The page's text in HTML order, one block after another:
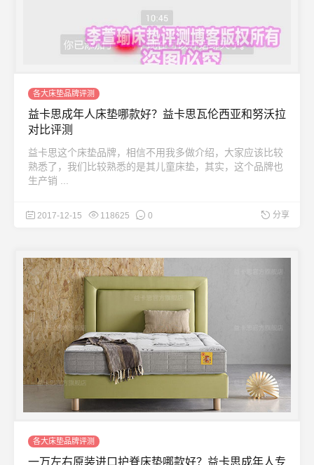
各大床垫品牌评测
益卡思成年人床垫哪款好？益卡思瓦伦西亚和努沃拉
对比评测
益卡思这个床垫品牌，相信不用我多做介绍，大家应该比较
熟悉了，我们比较熟悉的是其儿童床垫，其实，这个品牌也
生产销 ...
2017-12-15 118625 0 分享
各大床垫品牌评测
一万左右原装进口护脊床垫哪款好？益卡思成年人专